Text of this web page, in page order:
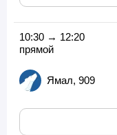
10:30 → 12:20
прямой
Ямал, 909